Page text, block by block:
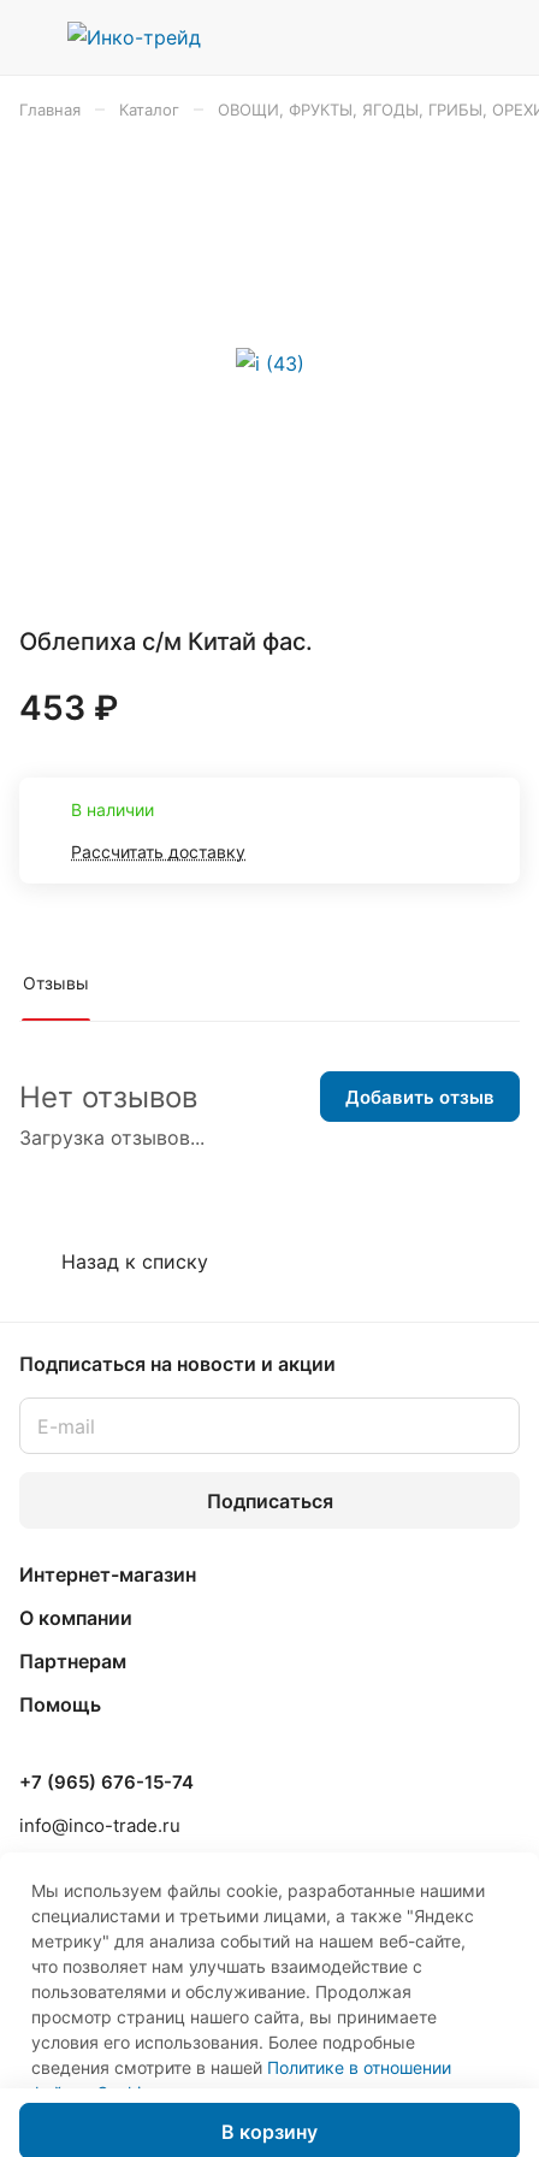
Главная Каталог ОВОЩИ, ФРУКТЫ, ЯГОДЫ, ГРИБЫ,
Облепиха с/м Китай фас.
453 ₽
В корзину
В наличии
Рассчитать доставку
Отзывы
Загрузка отзывов...
Нет отзывов Добавить отзыв
Назад к списку
Подписаться на новости и акции
Подписаться
Интернет-магазин
О компании
Партнерам
Помощь
+7 (965) 676-15-74
info@inco-trade.ru
© 2026 ООО «Инко-Трейд»
Мы используем файлы cookie, разработанные нашими
специалистами и третьими лицами, а также "Яндекс
метрику" для анализа событий на нашем веб-сайте,
что позволяет нам улучшать взаимодействие с
пользователями и обслуживание. Продолжая
просмотр страниц нашего сайта, вы принимаете
условия его использования. Более подробные
сведения смотрите в нашей Политике в отношении
файлов Cookie